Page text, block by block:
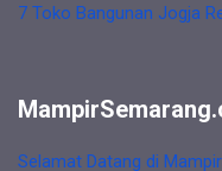
7 Toko Bangunan Jogja
Selamat Datang di